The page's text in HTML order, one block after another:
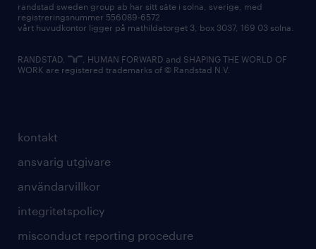
kontakt
ansvarig utgivare
användarvillkor
integritetspolicy
misconduct reporting procedure
randstad sweden group ab har sitt säte i solna, sverige, med
registreringsnummer 556089-6572.
vårt huvudkontor ligger på mathildatorget 3, box 3037, 169 03 solna.
RANDSTAD,
, HUMAN FORWARD and SHAPING THE WORLD OF
WORK are registered trademarks of © Randstad N.V.